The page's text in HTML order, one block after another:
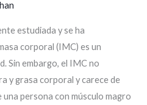
estudiada y se ha
corporal (IMC) es un
Sin embargo, el IMC no
y grasa corporal y carece de
persona con músculo magro